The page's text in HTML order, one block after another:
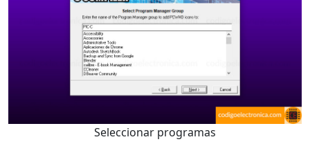
Seleccionar programas